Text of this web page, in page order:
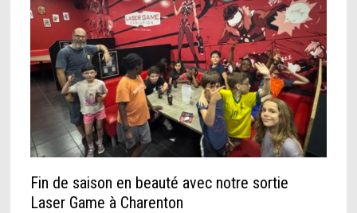
Fin de saison en beauté avec notre sortie
Laser Game à Charenton